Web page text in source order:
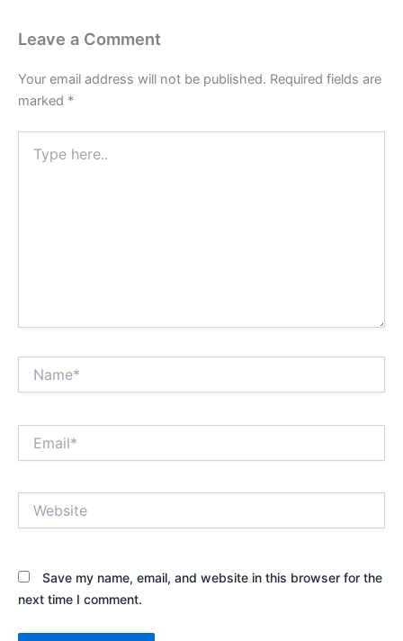
Leave a Comment
Your email address will not be published. Required fields are
marked *
here..
Save my name, email, and website in this browser for the
next time I comment.